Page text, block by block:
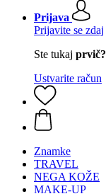
Prijava
Prijavite se zdaj
Ste tukaj prvič?
Ustvarite račun
Znamke
TRAVEL
NEGA KOŽE
MAKE-UP